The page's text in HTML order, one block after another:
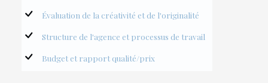
Évaluation de la créativité et de l'originalité
Structure de l'agence et processus de travail
Budget et rapport qualité/prix